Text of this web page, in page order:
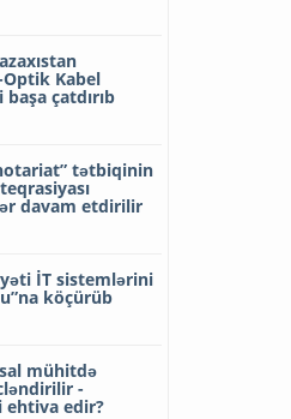
Optik Kabel
çatdırıb
tətbiqinin
davam etdirilir
İT sistemlərini
köçürüb
mühitdə
-
ehtiva edir?